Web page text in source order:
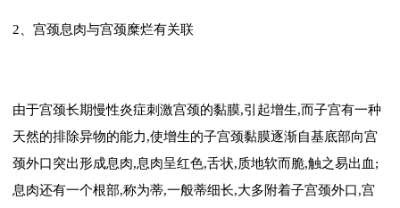
2、宫颈息肉与宫颈糜烂有关联
由于宫颈长期慢性炎症刺激宫颈的黏膜,引起增生,而子宫有一种
天然的排除异物的能力,使增生的子宫颈黏膜逐渐自基底部向宫
颈外口突出形成息肉,息肉呈红色,舌状,质地软而脆,触之易出血;
息肉还有一个根部,称为蒂,一般蒂细长,大多附着子宫颈外口,宫